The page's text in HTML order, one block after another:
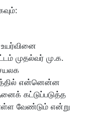
முதல்வர் மு.க.
என்னென்ன
கட்டுப்படுத்த
வேண்டும் என்று